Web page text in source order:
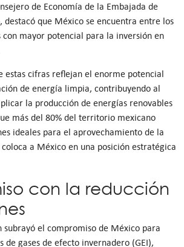
de Economía de la Embajada de
destacó que México se encuentra entre los
con mayor potencial para la inversión en
estas cifras reflejan el enorme potencial
de energía limpia, contribuyendo al
la producción de energías renovables
más del 80% del territorio mexicano
ideales para el aprovechamiento de la
a México en una posición estratégica
con la reducción
subrayó el compromiso de México para
de gases de efecto invernadero (GEI),